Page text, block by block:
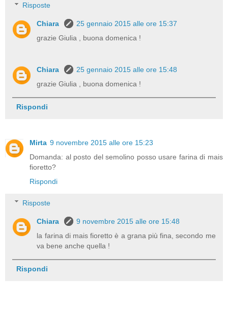
Risposte
Chiara
25 gennaio 2015 alle ore 15:37
grazie Giulia , buona domenica !
Chiara
25 gennaio 2015 alle ore 15:48
grazie Giulia , buona domenica !
Rispondi
Mirta 9 novembre 2015 alle ore 15:23
Domanda: al posto del semolino posso usare farina di mais
fioretto?
Rispondi
Risposte
Chiara
9 novembre 2015 alle ore 15:48
la farina di mais fioretto è a grana più fina, secondo me
va bene anche quella !
Rispondi